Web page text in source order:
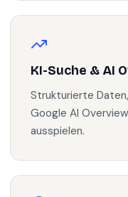
KI-Suche & AI
Strukturierte
Google AI
ausspielen.